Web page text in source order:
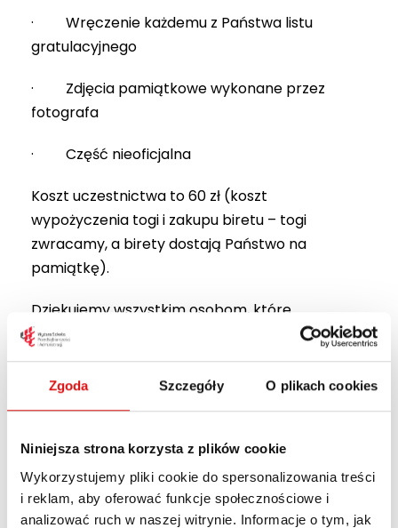
Zgoda Szczegóły O plikach cookies
Niniejsza strona korzysta z plików cookie
Wykorzystujemy pliki cookie do spersonalizowania treści
i reklam, aby oferować funkcje społecznościowe i
analizować ruch w naszej witrynie. Informacje o tym, jak
· Wręczenie każdemu z Państwa listu
gratulacyjnego
· Zdjęcia pamiątkowe wykonane przez
fotografa
· Część nieoficjalna
Koszt uczestnictwa to 60 zł (koszt
wypożyczenia togi i zakupu biretu – togi
zwracamy, a birety dostają Państwo na
pamiątkę).
Dziękujemy wszystkim osobom, które
potwierdziły udział. Będzie nam bardzo miło
wspólnie świętować ten wyjątkowy moment
zakończenia studiów w WSPA.
Dear Sirs and Madams,
You will soon be completing your
studies, becoming graduates of WSPA.